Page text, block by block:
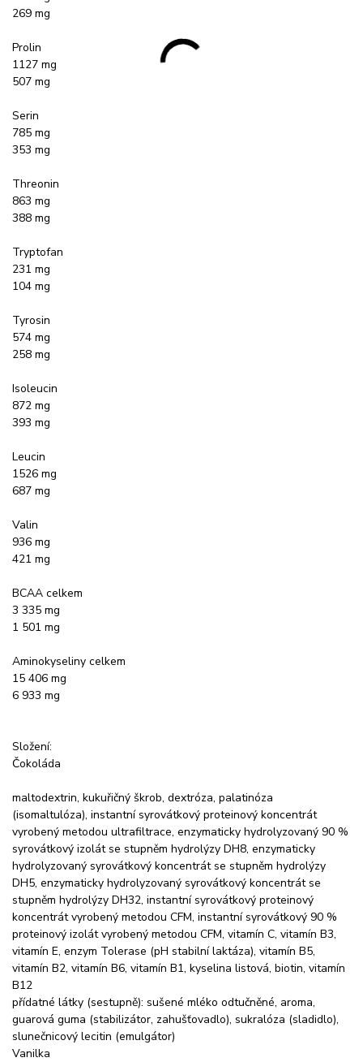
269 mg
Prolin
1127 mg
507 mg
Serin
785 mg
353 mg
Threonin
863 mg
388 mg
Tryptofan
231 mg
104 mg
Tyrosin
574 mg
258 mg
Isoleucin
872 mg
393 mg
Leucin
1526 mg
687 mg
Valin
936 mg
421 mg
BCAA celkem
3 335 mg
1 501 mg
Aminokyseliny celkem
15 406 mg
6 933 mg
Složení:
Čokoláda
maltodextrin, kukuřičný škrob, dextróza, palatinóza
(isomaltulóza), instantní syrovátkový proteinový koncentrát
vyrobený metodou ultrafiltrace, enzymaticky hydrolyzovaný 90 %
syrovátkový izolát se stupněm hydrolýzy DH8, enzymaticky
hydrolyzovaný syrovátkový koncentrát se stupněm hydrolýzy
DH5, enzymaticky hydrolyzovaný syrovátkový koncentrát se
stupněm hydrolýzy DH32, instantní syrovátkový proteinový
koncentrát vyrobený metodou CFM, instantní syrovátkový 90 %
proteinový izolát vyrobený metodou CFM, vitamín C, vitamín B3,
vitamín E, enzym Tolerase (pH stabilní laktáza), vitamín B5,
vitamín B2, vitamín B6, vitamín B1, kyselina listová, biotin, vitamín
B12
přídatné látky (sestupně): sušené mléko odtučněné, aroma,
guarová guma (stabilizátor, zahušťovadlo), sukralóza (sladidlo),
slunečnicový lecitin (emulgátor)
Vanilka